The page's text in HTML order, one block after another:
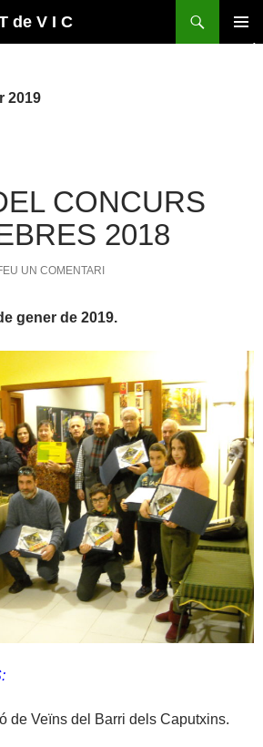
de V I C
2019
CONCURS
2018
UN COMENTARI
gener de 2019.
de Veïns del Barri dels Caputxins.